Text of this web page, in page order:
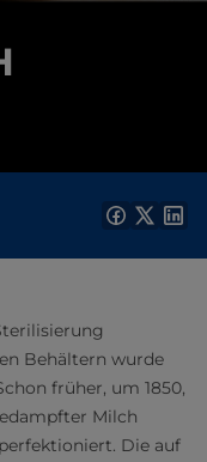
Behältern wurde
früher, um 1850,
Milch
Die auf